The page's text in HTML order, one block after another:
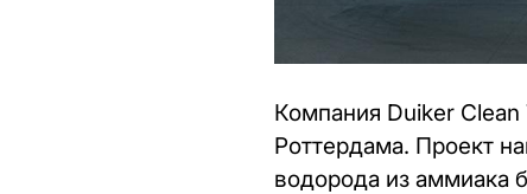
Компания Duiker Clean
Роттердама. Проект
водорода из аммиака